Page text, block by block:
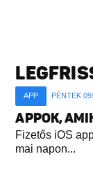
APP PÉNTEK
APPOK,
Fizetős iOS
mai napon...